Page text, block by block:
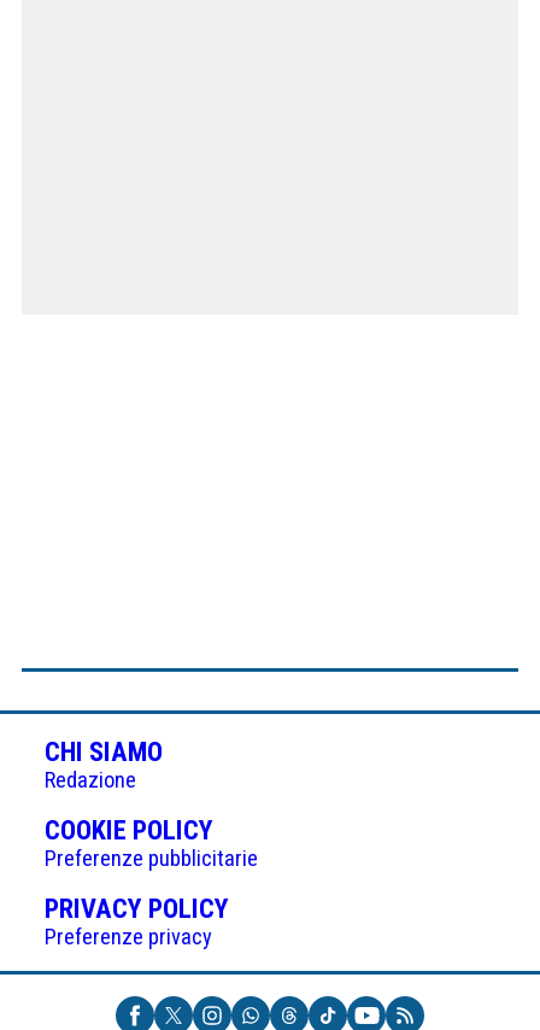
CHI SIAMO
Redazione
COOKIE POLICY(APRE
IN
UNA
NUOVA
Preferenze pubblicitarie
PRIVACY POLICY(APRE
UNA
NUOVA
Preferenze privacy